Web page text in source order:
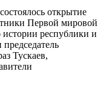
открытие
Первой мировой
республики и
Тускаев,